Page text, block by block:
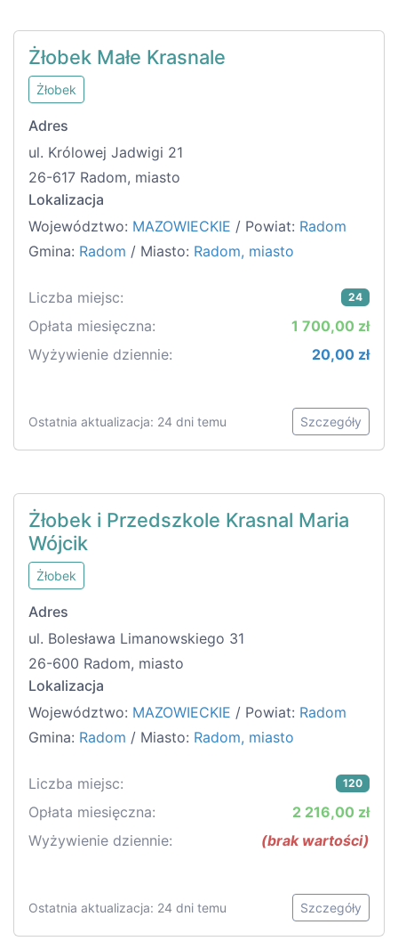
Żłobek Małe Krasnale
Żłobek
Adres
ul. Królowej Jadwigi 21
26-617 Radom, miasto
Lokalizacja
Województwo: MAZOWIECKIE / Powiat: Radom
Gmina: Radom / Miasto: Radom, miasto
Liczba miejsc: 24
Opłata miesięczna:
1 700,00 zł
Wyżywienie dziennie:
20,00 zł
Ostatnia aktualizacja: 24 dni temu Szczegóły
Żłobek i Przedszkole Krasnal Maria
Wójcik
Żłobek
Adres
ul. Bolesława Limanowskiego 31
26-600 Radom, miasto
Lokalizacja
Województwo: MAZOWIECKIE / Powiat: Radom
Gmina: Radom / Miasto: Radom, miasto
Liczba miejsc: 120
Opłata miesięczna:
2 216,00 zł
Wyżywienie dziennie:
(brak wartości)
Ostatnia aktualizacja: 24 dni temu Szczegóły